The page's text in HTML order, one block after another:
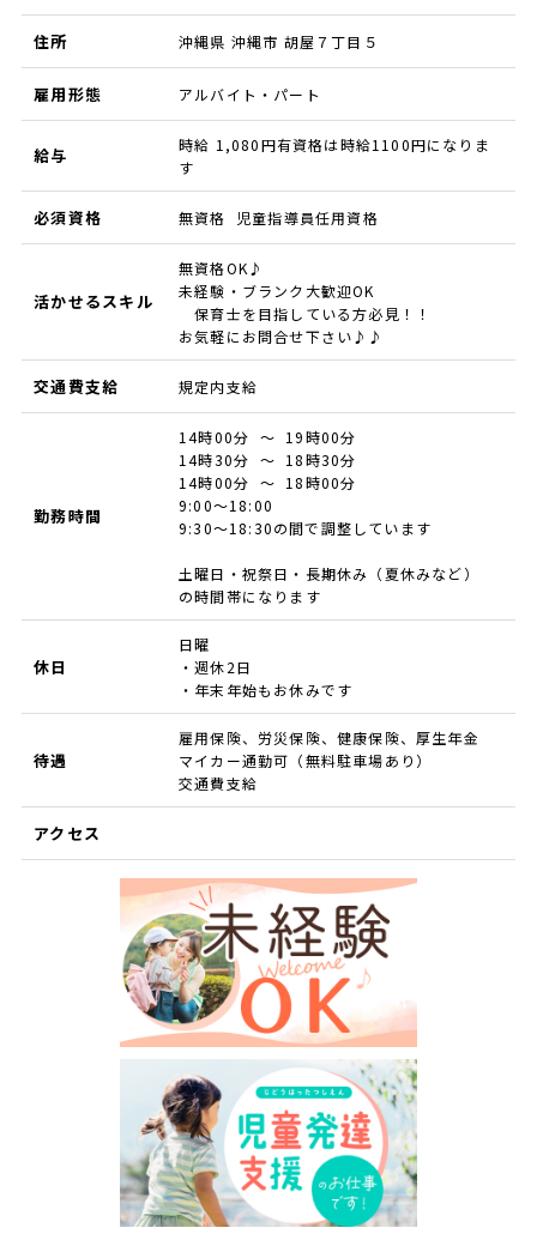
住所 沖縄県 沖縄市 胡屋７丁目５
雇用形態 アルバイト・パート
給与
時給 1,080円有資格は時給1100円になりま
す
必須資格 無資格 児童指導員任用資格
活かせるスキル
無資格OK♪
未経験・ブランク大歓迎OK
保育士を目指している方必見！！
お気軽にお問合せ下さい♪♪
交通費支給 規定内支給
勤務時間
14時00分 ～ 19時00分
14時30分 ～ 18時30分
14時00分 ～ 18時00分
9:00～18:00
9:30～18:30の間で調整しています
土曜日・祝祭日・長期休み（夏休みなど）
の時間帯になります
休日
日曜
・週休2日
・年末年始もお休みです
待遇
雇用保険、労災保険、健康保険、厚生年金
マイカー通勤可（無料駐車場あり）
交通費支給
アクセス